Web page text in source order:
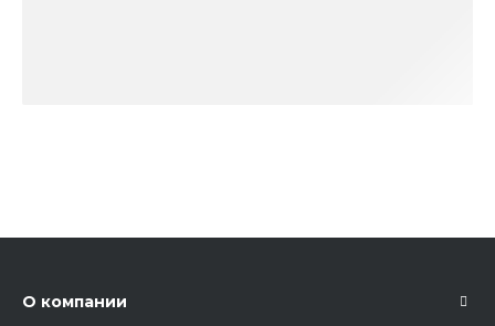
О компании